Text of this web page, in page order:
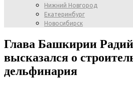
Нижний Новгород
Екатеринбург
Новосибирск
Глава Башкирии
высказался о
дельфинария